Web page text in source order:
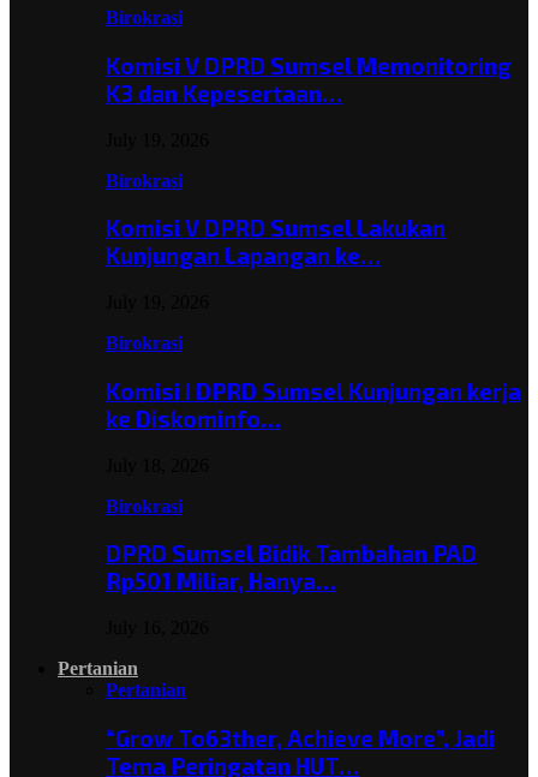
Birokrasi
Komisi V DPRD Sumsel Memonitoring
K3 dan Kepesertaan…
Birokrasi
Komisi V DPRD Sumsel Lakukan
Kunjungan Lapangan ke…
Birokrasi
Komisi I DPRD Sumsel Kunjungan kerja
ke Diskominfo…
Birokrasi
DPRD Sumsel Bidik Tambahan PAD
Rp501 Miliar, Hanya…
Pertanian
Pertanian
“Grow To63ther, Achieve More”, Jadi
Tema Peringatan HUT…